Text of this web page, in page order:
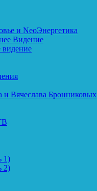
и NeoЭнергетика
Видение
Вячеслава Бронниковых
1)
2)